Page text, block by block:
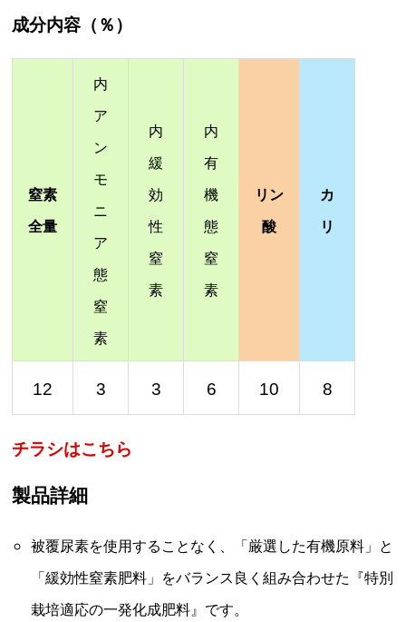
成分内容（％）
窒素
全量
内
ア
ン
モ
ニ
ア
態
窒
素
内
緩
効
性
窒
素
内
有
機
態
窒
素
リン
酸
カ
リ
12 3 3 6 10 8
チラシはこちら
製品詳細
被覆尿素を使用することなく、「厳選した有機原料」と
「緩効性窒素肥料」をバランス良く組み合わせた『特別
栽培適応の一発化成肥料』です。